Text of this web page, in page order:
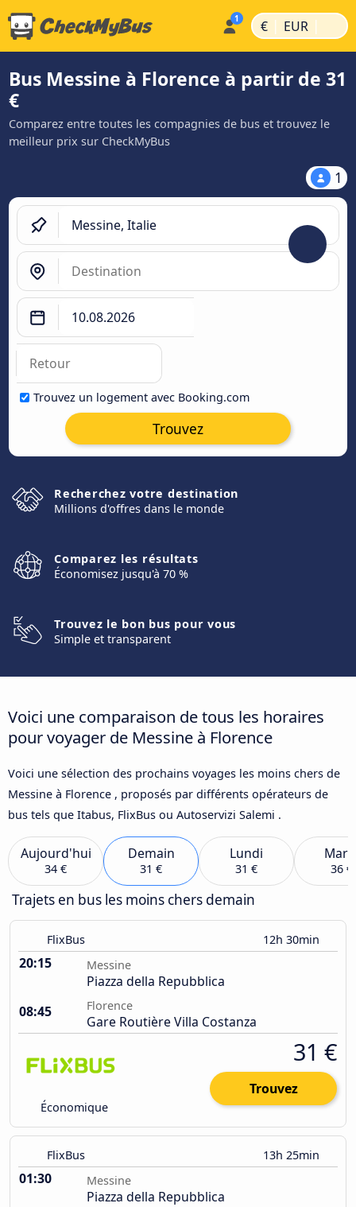
€ | EUR |
Bus Messine à Florence à partir de 31
€
Comparez entre toutes les compagnies de bus et trouvez le
meilleur prix sur CheckMyBus
1
Trouvez un logement avec Booking.com
Trouvez
Recherchez votre destination
Millions d'offres dans le monde
Comparez les résultats
Économisez jusqu'à 70 %
Trouvez le bon bus pour vous
Simple et transparent
Voici une comparaison de tous les horaires
pour voyager de Messine à Florence
Voici une sélection des prochains voyages les moins chers de
Messine à Florence , proposés par différents opérateurs de
bus tels que Itabus, FlixBus ou Autoservizi Salemi .
Aujourd'hui
34 €
Demain
31 €
Lundi
31 € 36 €
Trajets en bus les moins chers demain
FlixBus 12h 30min
20:15 Messine
Piazza della Repubblica
08:45
Florence
Gare Routière Villa Costanza
Économique
31 €
Trouvez
FlixBus 13h 25min
01:30 Messine
Piazza della Repubblica